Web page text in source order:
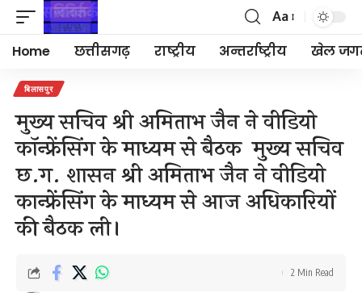
Font
Resizer
Aa
Home छत्तीसगढ़ राष्ट्रीय अन्तर्राष्ट्रीय खेल
बिलासपुर
मुख्य सचिव श्री अमिताभ जैन ने वीडियो
काॅन्फ्रेंसिंग के माध्यम से बैठक मुख्य सचिव
छ.ग. शासन श्री अमिताभ जैन ने वीडियो
कान्फ्रेंसिंग के माध्यम से आज अधिकारियों
की बैठक ली।
2 Min Read